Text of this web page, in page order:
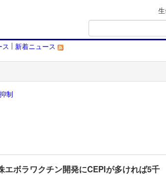
| 新着ニュース
制
ボラワクチン開発にCEPIが多ければ5千